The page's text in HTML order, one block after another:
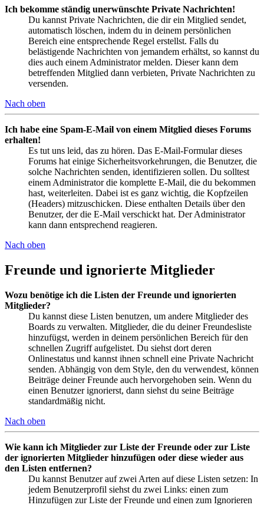
Ich bekomme ständig unerwünschte Private Nachrichten!
Du kannst Private Nachrichten, die dir ein Mitglied sendet,
automatisch löschen, indem du in deinem persönlichen
Bereich eine entsprechende Regel erstellst. Falls du
belästigende Nachrichten von jemandem erhältst, so kannst du
dies auch einem Administrator melden. Dieser kann dem
betreffenden Mitglied dann verbieten, Private Nachrichten zu
versenden.
Nach oben
Ich habe eine Spam-E-Mail von einem Mitglied dieses Forums
erhalten!
Es tut uns leid, das zu hören. Das E-Mail-Formular dieses
Forums hat einige Sicherheitsvorkehrungen, die Benutzer, die
solche Nachrichten senden, identifizieren sollen. Du solltest
einem Administrator die komplette E-Mail, die du bekommen
hast, weiterleiten. Dabei ist es ganz wichtig, die Kopfzeilen
(Headers) mitzuschicken. Diese enthalten Details über den
Benutzer, der die E-Mail verschickt hat. Der Administrator
kann dann entsprechend reagieren.
Nach oben
Freunde und ignorierte Mitglieder
Wozu benötige ich die Listen der Freunde und ignorierten
Mitglieder?
Du kannst diese Listen benutzen, um andere Mitglieder des
Boards zu verwalten. Mitglieder, die du deiner Freundesliste
hinzufügst, werden in deinem persönlichen Bereich für den
schnellen Zugriff aufgelistet. Du siehst dort deren
Onlinestatus und kannst ihnen schnell eine Private Nachricht
senden. Abhängig von dem Style, den du verwendest, können
Beiträge deiner Freunde auch hervorgehoben sein. Wenn du
einen Benutzer ignorierst, dann siehst du seine Beiträge
standardmäßig nicht.
Nach oben
Wie kann ich Mitglieder zur Liste der Freunde oder zur Liste
der ignorierten Mitglieder hinzufügen oder diese wieder aus
den Listen entfernen?
Du kannst Benutzer auf zwei Arten auf diese Listen setzen: In
jedem Benutzerprofil siehst du zwei Links: einen zum
Hinzufügen zur Liste der Freunde und einen zum Ignorieren